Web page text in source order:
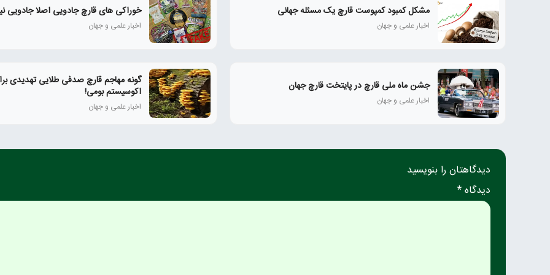
مشکل کمبود کمپوست قارچ یک مسئله جهانی
اخبار علمی و جهان
خوراکی های قارچ جادویی اصلا جادویی
اخبار علمی و جهان
جشن ماه ملی قارچ در پایتخت قارچ جهان
اخبار علمی و جهان
گونه مهاجم قارچ صدفی طلایی تهدیدی
اکوسیستم بومی!
اخبار علمی و جهان
دیدگاهتان را بنویسید
دیدگاه *